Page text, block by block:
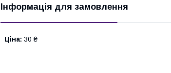
Інформація для замовлення
Ціна: 30 ₴